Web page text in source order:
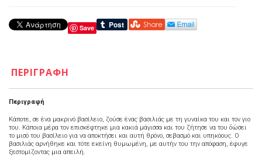
Save
ΠΕΡΙΓΡΑΦΉ
Περιγραφή
Κάποτε, σε ένα μακρινό βασίλειο, ζούσε ένας βασιλιάς με τη γυναίκα του και τον γιο
του. Κάποια μέρα τον επισκέφτηκε μια κακιά μάγισσα και του ζήτησε να του δώσει
το μισό του βασίλειο για να αποκτήσει και αυτή θρόνο, σεβασμό και υπηκόους. Ο
βασιλιάς αρνήθηκε και τότε εκείνη θυμωμένη, με αυτήν του την απόφαση, έφυγε
ξεστομίζοντας μια απειλή.